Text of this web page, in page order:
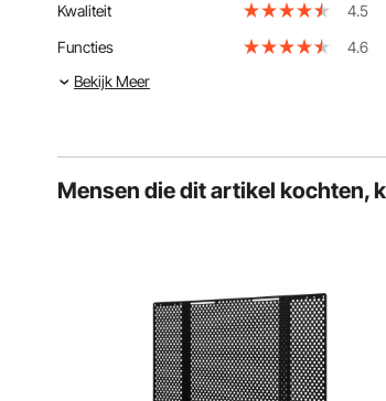
Kwaliteit
4.5
Functies
4.6
Bekijk Meer
Mensen die dit artikel kochten,